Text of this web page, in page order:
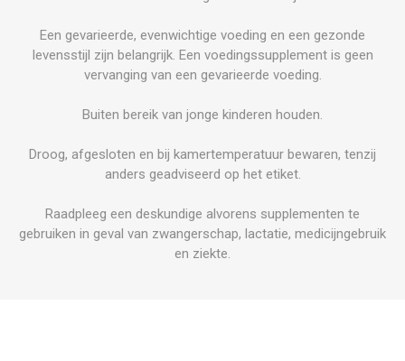
Een gevarieerde, evenwichtige voeding en een gezonde
levensstijl zijn belangrijk. Een voedingssupplement is geen
vervanging van een gevarieerde voeding.
Buiten bereik van jonge kinderen houden.
Droog, afgesloten en bij kamertemperatuur bewaren, tenzij
anders geadviseerd op het etiket.
Raadpleeg een deskundige alvorens supplementen te
gebruiken in geval van zwangerschap, lactatie, medicijngebruik
en ziekte.